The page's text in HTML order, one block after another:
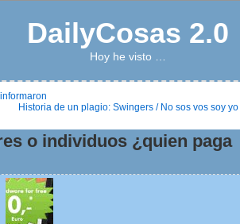
DailyCosas 2.0
Hoy he visto …
Historia de un plagio: Swingers / No sos vos soy yo
o individuos ¿quien paga